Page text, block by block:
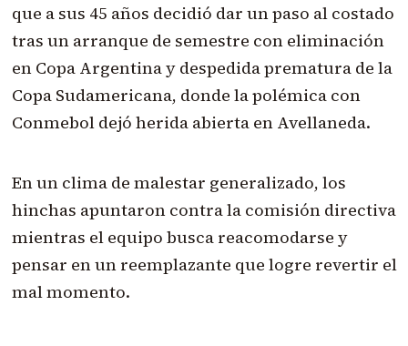
que a sus 45 años decidió dar un paso al costado
tras un arranque de semestre con eliminación
en Copa Argentina y despedida prematura de la
Copa Sudamericana, donde la polémica con
Conmebol dejó herida abierta en Avellaneda.
En un clima de malestar generalizado, los
hinchas apuntaron contra la comisión directiva
mientras el equipo busca reacomodarse y
pensar en un reemplazante que logre revertir el
mal momento.